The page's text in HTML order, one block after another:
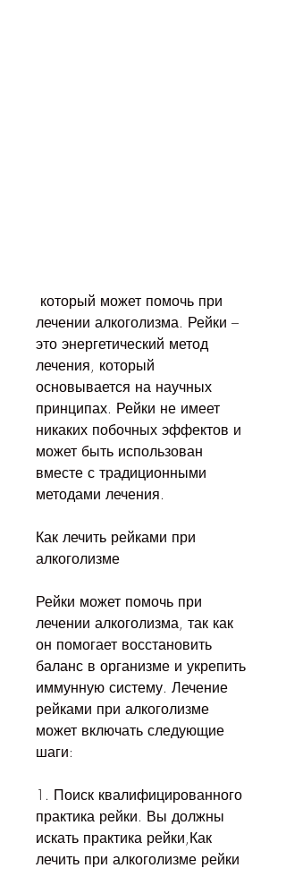
лечении алкоголизма. Рейки –
это энергетический метод
лечения, который
основывается на научных
принципах. Рейки не имеет
никаких побочных эффектов и
может быть использован
вместе с традиционными
методами лечения.
Как лечить рейками при
алкоголизме
Рейки может помочь при
лечении алкоголизма, так как
он помогает восстановить
баланс в организме и укрепить
иммунную систему. Лечение
рейками при алкоголизме
может включать следующие
шаги:
1. Поиск квалифицированного
практика рейки. Вы должны
искать практика рейки,Как
лечить при алкоголизме рейки